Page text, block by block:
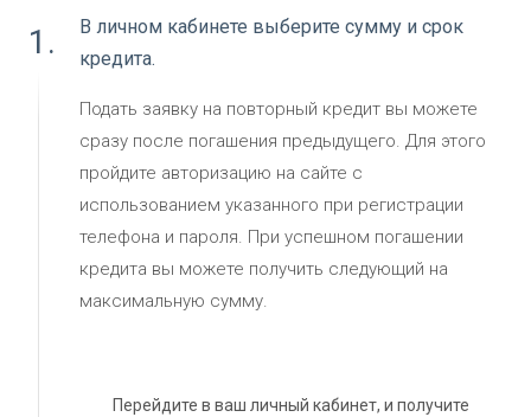
1.
В личном кабинете выберите сумму и срок
кредита.
Подать заявку на повторный кредит вы можете
сразу после погашения предыдущего. Для этого
пройдите авторизацию на сайте с
использованием указанного при регистрации
телефона и пароля. При успешном погашении
кредита вы можете получить следующий на
максимальную сумму.
Перейдите в ваш личный кабинет, и получите